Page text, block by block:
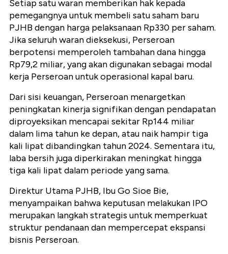
Setiap satu waran memberikan hak kepada
pemegangnya untuk membeli satu saham baru
PJHB dengan harga pelaksanaan Rp330 per saham.
Jika seluruh waran dieksekusi, Perseroan
berpotensi memperoleh tambahan dana hingga
Rp79,2 miliar, yang akan digunakan sebagai modal
kerja Perseroan untuk operasional kapal baru.
Dari sisi keuangan, Perseroan menargetkan
peningkatan kinerja signifikan dengan pendapatan
diproyeksikan mencapai sekitar Rp144 miliar
dalam lima tahun ke depan, atau naik hampir tiga
kali lipat dibandingkan tahun 2024. Sementara itu,
laba bersih juga diperkirakan meningkat hingga
tiga kali lipat dalam periode yang sama.
Direktur Utama PJHB, Ibu Go Sioe Bie,
menyampaikan bahwa keputusan melakukan IPO
merupakan langkah strategis untuk memperkuat
struktur pendanaan dan mempercepat ekspansi
bisnis Perseroan.